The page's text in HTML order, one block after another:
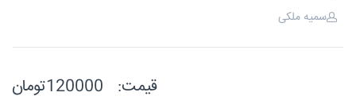
سمیه ملکی
قیمت: